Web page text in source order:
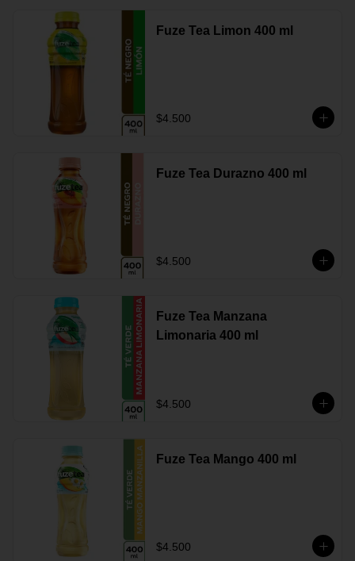
Fuze Tea Limon 400 ml
$4.500
Fuze Tea Durazno 400 ml
$4.500
Fuze Tea Manzana
Limonaria 400 ml
$4.500
Fuze Tea Mango 400 ml
$4.500